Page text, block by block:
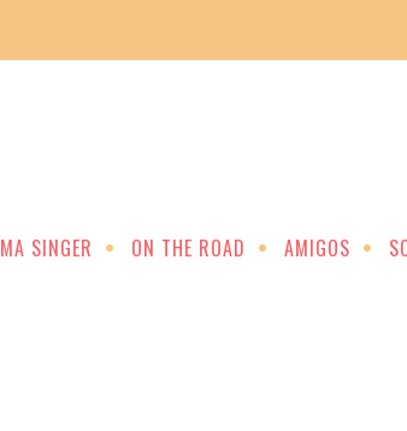
SINGER ON THE ROAD AMIGOS